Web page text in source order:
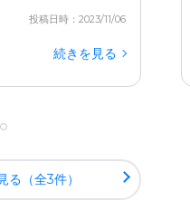
投稿日時：2023/11/06
続きを見る
る（全3件）